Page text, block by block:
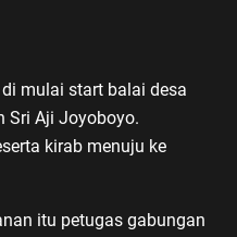
mulai start balai desa
Sri Aji Joyoboyo.
kirab menuju ke
itu petugas gabungan